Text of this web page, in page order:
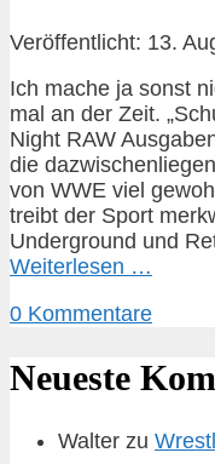
Veröffentlicht: 13.
Ich mache ja sonst
mal an der Zeit.
Night RAW
die
von WWE viel
treibt der Sport
Underground und
Weiterlesen …
0 Kommentare
Neueste
Walter zu